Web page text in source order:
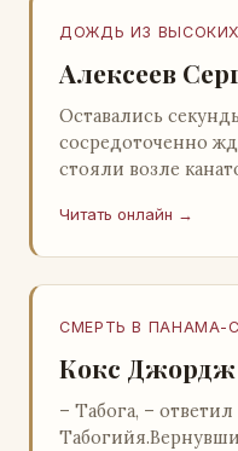
ДОЖДЬ ИЗ
Алексеев
Оставались
сосредоточенно
стояли возле
прочей публики, …
Читать онлайн →
СМЕРТЬ В ПАНАМА-
Кокс
– Табога, –